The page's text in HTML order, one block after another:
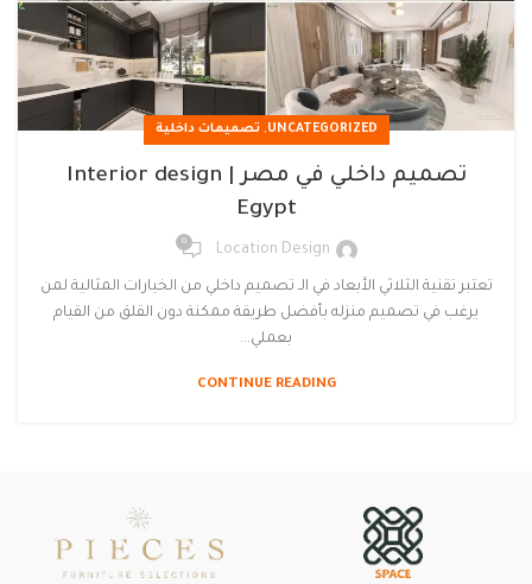
UNCATEGORIZED
,تصميمات داخلية
تصميم داخلي في مصر | Interior design
Egypt
Location Design
0
تعتبر تقنية الثلاثي الأبعاد في الـ تصميم داخلي من الخيارات المثالية لمن
يرغب في تصميم منزله بأفضل طريقة ممكنة دون القلق من القيام
بعملي...
CONTINUE READING